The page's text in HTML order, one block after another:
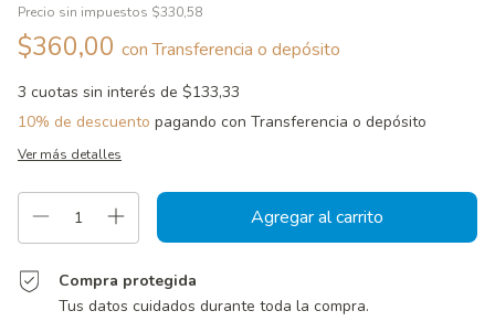
Precio sin impuestos $330,58
$360,00 con Transferencia o depósito
3 cuotas sin interés de $133,33
10% de descuento pagando con Transferencia o depósito
Ver más detalles
Compra protegida
Tus datos cuidados durante toda la compra.